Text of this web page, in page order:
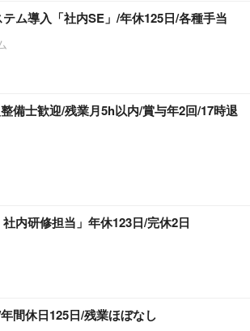
ム導入「社内SE」/年休125日/各種手当
備士歓迎/残業月5h以内/賞与年2回/17時退
内研修担当」年休123日/完休2日
間休日125日/残業ほぼなし